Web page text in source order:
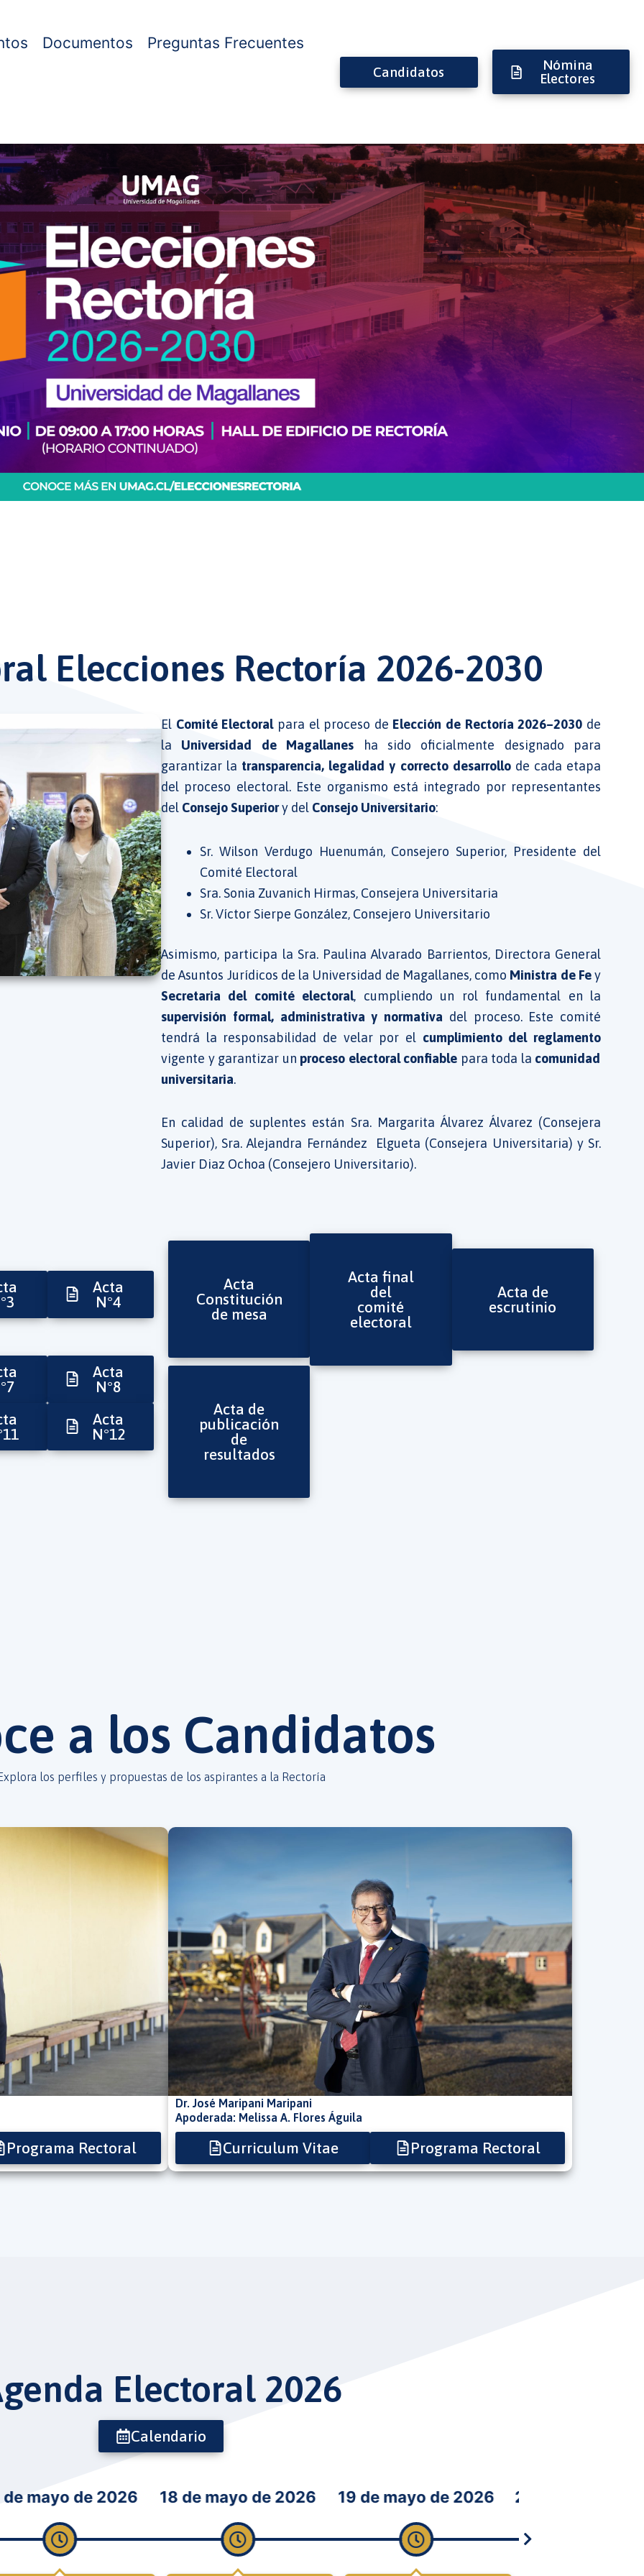
Documentos Preguntas Frecuentes
Candidatos
Nómina
Electores
Elecciones Rectoría 2026-2030
El Comité Electoralpara el proceso de Elección de Rectoría 2026–2030 de
la Universidad de Magallanes ha sido oficialmente designado para
garantizar la transparencia, legalidad y correcto desarrollode cada etapa
del proceso electoral. Este organismo está integrado por representantes
del Consejo Superiory del Consejo Universitario:
Sr. Wilson Verdugo Huenumán, Consejero Superior, Presidente del
Comité Electoral
Sra. Sonia Zuvanich Hirmas, Consejera Universitaria
Sr. Víctor Sierpe González, Consejero Universitario
Asimismo, participa la Sra. PaulinaAlvarado Barrientos, Directora General
de Asuntos Jurídicos de la Universidad de Magallanes, como Ministra de Fey
Secretaria del comité electoral, cumpliendo un rol fundamental en la
supervisión formal, administrativa y normativa del proceso. Este comité
tendrá la responsabilidad de velar por el cumplimiento del reglamento
vigente y garantizar unproceso electoral confiable para toda la comunidad
universitaria.
En calidad de suplentes están Sra. Margarita Álvarez Álvarez (Consejera
Superior), Sra. Alejandra Fernández Elgueta (Consejera Universitaria) y Sr.
Javier Diaz Ochoa (Consejero Universitario).
Acta
N°4
Acta
N°8
Acta
N°12
Acta
Constitución
de mesa
Acta final
del
comité
electoral
Acta de
escrutinio
Acta de
publicación
de
resultados
a los Candidatos
los perfiles y propuestas de los aspirantes a la Rectoría
Programa Rectoral
Dr. José Maripani Maripani
Apoderada: Melissa A. Flores Águila
Curriculum Vitae Programa Rectoral
Electoral 2026
Calendario
de 2026 18 de mayo de 2026 19 de mayo de 2026 25 de mayo de 2026